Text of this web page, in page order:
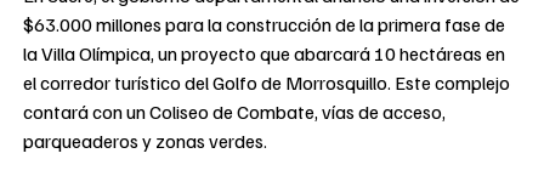
$63.000 millones para la construcción de la primera fase de
la Villa Olímpica, un proyecto que abarcará 10 hectáreas en
el corredor turístico del Golfo de Morrosquillo. Este complejo
contará con un Coliseo de Combate, vías de acceso,
parqueaderos y zonas verdes.